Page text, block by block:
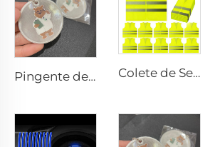
Pingente de Segurança de Alta Visibilidade Personalizado, Brinde Promocional com Fecho Refletivo, Etiqueta para Mala com Cordão Personalizado em PVC Colete de Segurança Refletivo em Malha com Logo Personalizado, Jaqueta de Segurança com Zíper Refletivo para Construção